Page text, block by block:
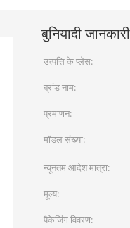
बुनियादी जानकारी
उत्पत्ति के प्लेस:
ब्रांड नाम:
प्रमाणन:
मॉडल संख्या:
न्यूनतम आदेश मात्रा:
मूल्य:
पैकेजिंग विवरण: